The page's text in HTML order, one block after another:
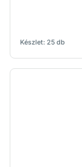
Készlet: 25 db